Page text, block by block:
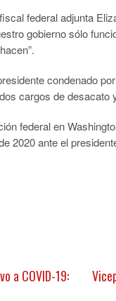
federal adjunta
gobierno sólo
condenado
cargos de desacato
federal en
2020 ante el
a COVID-19: